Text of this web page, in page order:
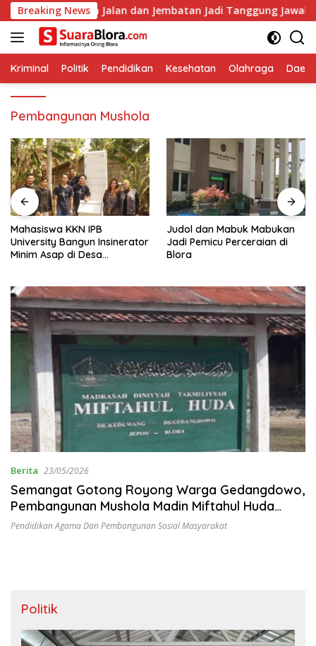
Langsung
ke
konten
Breaking News
Jalan dan Jembatan Jadi Tanggung Jawab Perusahaan
Kriminal Politik Pendidikan Kesehatan Olahraga
Pembangunan Mushola
Mahasiswa KKN IPB
University Bangun Insinerator
Minim Asap di Desa
Lingkungan ‎
Judol dan Mabuk Mabukan
Jadi Pemicu Perceraian di
Blora
Berita 23/05/2026
Semangat Gotong Royong Warga Gedangdowo,
Pembangunan Mushola Madin Miftahul Huda
Resmi Dimulai
Pendidikan Agama Dan Pembangunan Sosial Masyarakat
Politik